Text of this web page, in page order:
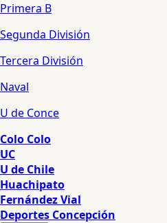
Primera B
Segunda División
Tercera División
Naval
U de Conce
Colo Colo
UC
U de Chile
Huachipato
Fernández Vial
Deportes Concepción